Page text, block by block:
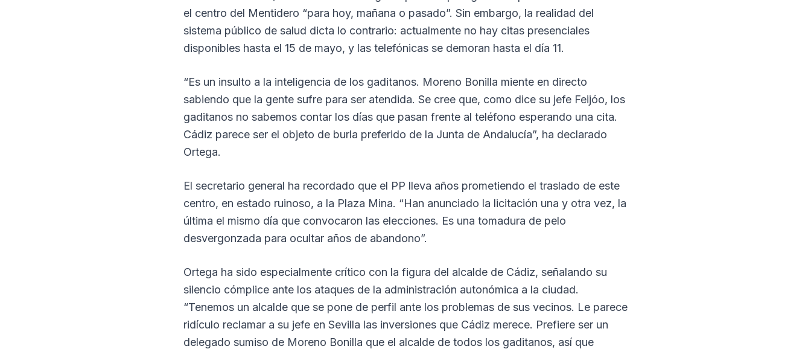
el centro del Mentidero “para hoy, mañana o pasado”. Sin embargo, la realidad del
sistema público de salud dicta lo contrario: actualmente no hay citas presenciales
disponibles hasta el 15 de mayo, y las telefónicas se demoran hasta el día 11.
“Es un insulto a la inteligencia de los gaditanos. Moreno Bonilla miente en directo
sabiendo que la gente sufre para ser atendida. Se cree que, como dice su jefe Feijóo, los
gaditanos no sabemos contar los días que pasan frente al teléfono esperando una cita.
Cádiz parece ser el objeto de burla preferido de la Junta de Andalucía”, ha declarado
Ortega.
El secretario general ha recordado que el PP lleva años prometiendo el traslado de este
centro, en estado ruinoso, a la Plaza Mina. “Han anunciado la licitación una y otra vez, la
última el mismo día que convocaron las elecciones. Es una tomadura de pelo
desvergonzada para ocultar años de abandono”.
Ortega ha sido especialmente crítico con la figura del alcalde de Cádiz, señalando su
silencio cómplice ante los ataques de la administración autonómica a la ciudad.
“Tenemos un alcalde que se pone de perfil ante los problemas de sus vecinos. Le parece
ridículo reclamar a su jefe en Sevilla las inversiones que Cádiz merece. Prefiere ser un
delegado sumiso de Moreno Bonilla que el alcalde de todos los gaditanos, así que